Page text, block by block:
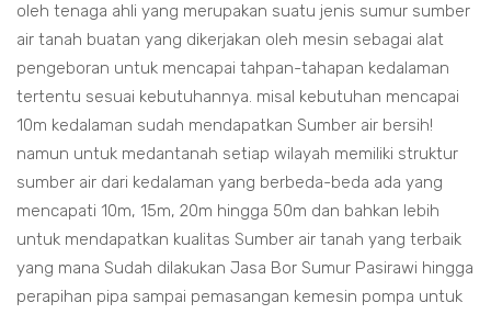
oleh tenaga ahli yang merupakan suatu jenis sumur sumber
air tanah buatan yang dikerjakan oleh mesin sebagai alat
pengeboran untuk mencapai tahpan-tahapan kedalaman
tertentu sesuai kebutuhannya. misal kebutuhan mencapai
10m kedalaman sudah mendapatkan Sumber air bersih!
namun untuk medantanah setiap wilayah memiliki struktur
sumber air dari kedalaman yang berbeda-beda ada yang
mencapati 10m, 15m, 20m hingga 50m dan bahkan lebih
untuk mendapatkan kualitas Sumber air tanah yang terbaik
yang mana Sudah dilakukan Jasa Bor Sumur Pasirawi hingga
perapihan pipa sampai pemasangan kemesin pompa untuk